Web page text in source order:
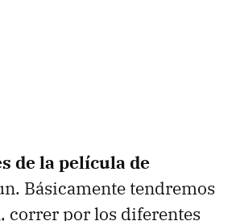
de la película de
Básicamente tendremos
correr por los diferentes